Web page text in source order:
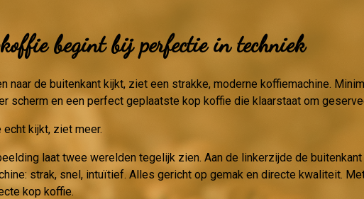
begint bij perfectie in techniek
naar de buitenkant kijkt, ziet een strakke, moderne koffiemachine.
scherm en een perfect geplaatste kop koffie die klaarstaat om
echt kijkt, ziet meer.
laat twee werelden tegelijk zien. Aan de linkerzijde de buitenkant
strak, snel, intuïtief. Alles gericht op gemak en directe kwaliteit.
kop koffie.